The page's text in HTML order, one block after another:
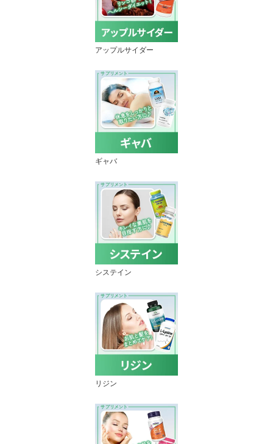
アップルサイダー
ギャバ
システイン
リジン